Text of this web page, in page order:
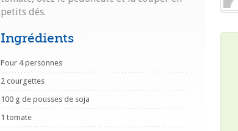
petits dés.
Ingrédients
Pour 4 personnes
2 courgettes
100 g de pousses de soja
1 tomate